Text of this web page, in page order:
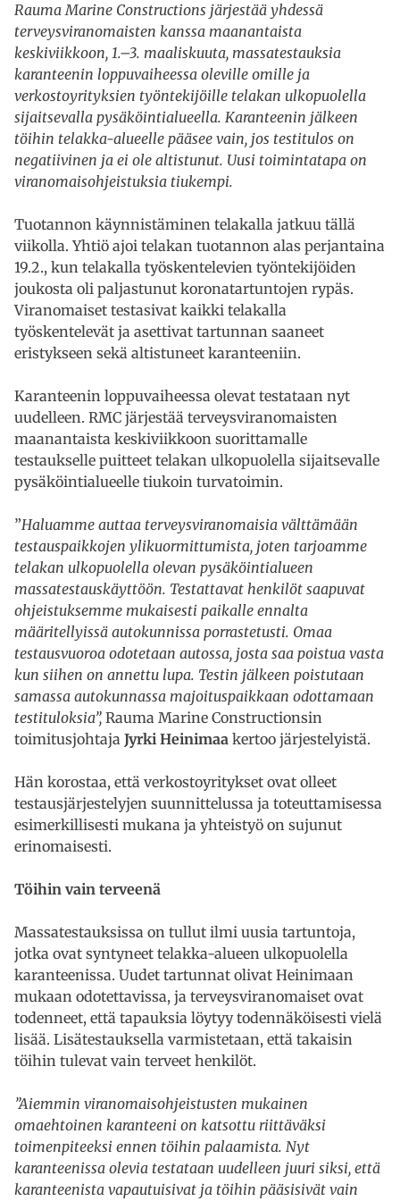
Rauma Marine Constructions järjestää yhdessä
terveysviranomaisten kanssa maanantaista
keskiviikkoon, 1.–3. maaliskuuta, massatestauksia
karanteenin loppuvaiheessa oleville omille ja
verkostoyrityksien työntekijöille telakan ulkopuolella
sijaitsevalla pysäköintialueella. Karanteenin jälkeen
töihin telakka-alueelle pääsee vain, jos testitulos on
negatiivinen ja ei ole altistunut. Uusi toimintatapa on
viranomaisohjeistuksia tiukempi.
Tuotannon käynnistäminen telakalla jatkuu tällä
viikolla. Yhtiö ajoi telakan tuotannon alas perjantaina
19.2., kun telakalla työskentelevien työntekijöiden
joukosta oli paljastunut koronatartuntojen rypäs.
Viranomaiset testasivat kaikki telakalla
työskentelevät ja asettivat tartunnan saaneet
eristykseen sekä altistuneet karanteeniin.
Karanteenin loppuvaiheessa olevat testataan nyt
uudelleen. RMC järjestää terveysviranomaisten
maanantaista keskiviikkoon suorittamalle
testaukselle puitteet telakan ulkopuolella sijaitsevalle
pysäköintialueelle tiukoin turvatoimin.
”Haluamme auttaa terveysviranomaisia välttämään
testauspaikkojen ylikuormittumista, joten tarjoamme
telakan ulkopuolella olevan pysäköintialueen
massatestauskäyttöön. Testattavat henkilöt saapuvat
ohjeistuksemme mukaisesti paikalle ennalta
määritellyissä autokunnissa porrastetusti. Omaa
testausvuoroa odotetaan autossa, josta saa poistua vasta
kun siihen on annettu lupa. Testin jälkeen poistutaan
samassa autokunnassa majoituspaikkaan odottamaan
testituloksia”, Rauma Marine Constructionsin
toimitusjohtaja Jyrki Heinimaa kertoo järjestelyistä.
Hän korostaa, että verkostoyritykset ovat olleet
testausjärjestelyjen suunnittelussa ja toteuttamisessa
esimerkillisesti mukana ja yhteistyö on sujunut
erinomaisesti.
Töihin vain terveenä
Massatestauksissa on tullut ilmi uusia tartuntoja,
jotka ovat syntyneet telakka-alueen ulkopuolella
karanteenissa. Uudet tartunnat olivat Heinimaan
mukaan odotettavissa, ja terveysviranomaiset ovat
todenneet, että tapauksia löytyy todennäköisesti vielä
lisää. Lisätestauksella varmistetaan, että takaisin
töihin tulevat vain terveet henkilöt.
”Aiemmin viranomaisohjeistusten mukainen
omaehtoinen karanteeni on katsottu riittäväksi
toimenpiteeksi ennen töihin palaamista. Nyt
karanteenissa olevia testataan uudelleen juuri siksi, että
karanteenista vapautuisivat ja töihin pääsisivät vain